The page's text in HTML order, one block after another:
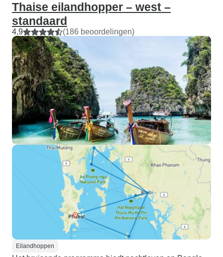
Thaise eilandhopper – west –
standaard
4,9 (186 beoordelingen)
Eilandhoppen